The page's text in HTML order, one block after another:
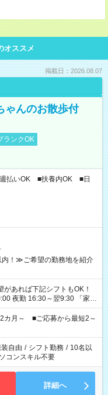
オススメ
掲載日：2026.08.07
ゃんのお散歩付
ランクOK
払いOK ■扶養内OK ■日
！≫ご希望の勤務地を紹介
勤 16:30～翌9:30 「家族
て夕飯の準備がしたい」
ど、ご希望を教えてください
合計で週40時間を超える場
2カ月～ ■ご応募から最短2～
装自由 / シフト勤務 / 10名以
コンスキル不要
詳細へ